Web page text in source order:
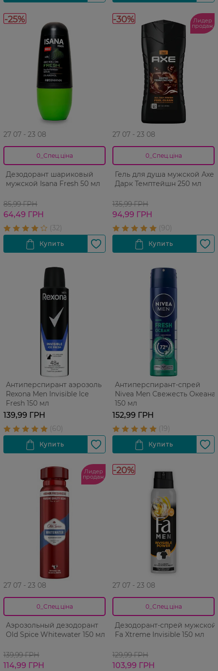
-25%
27 07 - 23 08
0_Спец.ціна
Дезодорант шариковый
мужской Isana Fresh 50 мл
85,99 ГРН
64,49 ГРН
-30% Лидер
продаж
27 07 - 23 08
0_Спец.ціна
Гель для душа мужской Аxe
Дарк Темптейшн 250 мл
135,99 ГРН
94,99 ГРН
Антиперспирант аэрозоль
Rexona Men Invisible Ice
Fresh 150 мл
139,99 ГРН
Антиперспирант-спрей
Nivea Men Свежесть Океана
150 мл
152,99 ГРН
Лидер
продаж
27 07 - 23 08
0_Спец.ціна
Аэрозольный дезодорант
Old Spice Whitewater 150 мл
139,99 ГРН
114,99 ГРН
-20%
27 07 - 23 08
0_Спец.ціна
Дезодорант-спрей мужской
Fa Xtreme Invisible 150 мл
129,99 ГРН
103,99 ГРН